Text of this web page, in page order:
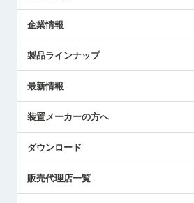
企業情報
ごあいさつ
受賞履歴
採用情報
国/地域/言語
製品ラインナップ
ツールセッタ製品
エアマイクロセンサ製品
最新情報
メトロールの技術
社員ブログ
中小企業のBCP地震対策
センサのテクニカルガイド
装置メーカーの方へ
ダウンロード
販売代理店一覧